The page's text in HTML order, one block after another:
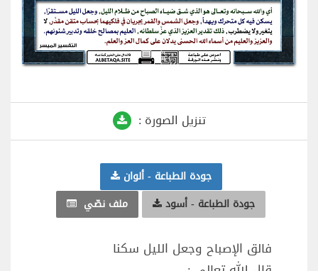
تنزيل الصورة :
جودة الطباعة - ألوان
جودة الطباعة - أسود
ملف نصّي
فالق الإصباح وجعل الليل سكنا